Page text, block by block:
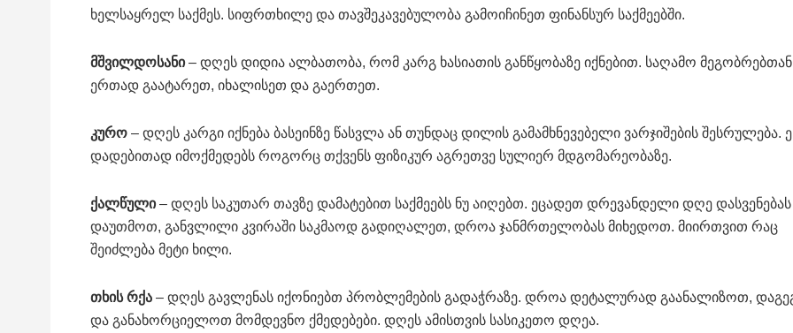
ხელსაყრელ საქმეს. სიფრთხილე და თავშეკავებულობა გამოიჩინეთ ფინანსურ საქმეებში.
მშვილდოსანი– დღეს დიდია ალბათობა, რომ კარგ ხასიათის განწყობაზე იქნებით. საღამო მეგობრებთან
ერთად გაატარეთ, იხალისეთ და გაერთეთ.
კურო – დღეს კარგი იქნება ბასეინზე წასვლა ან თუნდაც დილის გამამხნევებელი ვარჯიშების შესრულება.
დადებითად იმოქმედებს როგორც თქვენს ფიზიკურ აგრეთვე სულიერ მდგომარეობაზე.
ქალწული– დღეს საკუთარ თავზე დამატებით საქმეებს ნუ აიღებთ. ეცადეთ დრევანდელი დღე დასვენებას
დაუთმოთ, განვლილი კვირაში საკმაოდ გადიღალეთ, დროა ჯანმრთელობას მიხედოთ. მიირთვით რაც
შეიძლება მეტი ხილი.
თხის რქა – დღეს გავლენას იქონიებთ პრობლემების გადაჭრაზე. დროა დეტალურად გაანალიზოთ,
და განახორციელოთ მომდევნო ქმედებები. დღეს ამისთვის სასიკეთო დღეა.